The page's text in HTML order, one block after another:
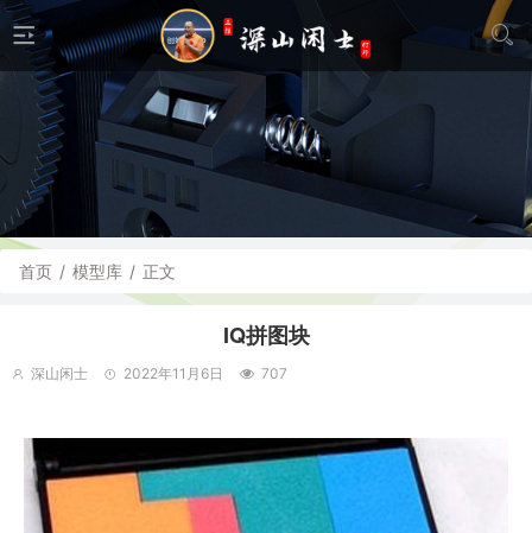
首页 / 模型库 / 正文
IQ拼图块
深山闲士 2022年11月6日 707